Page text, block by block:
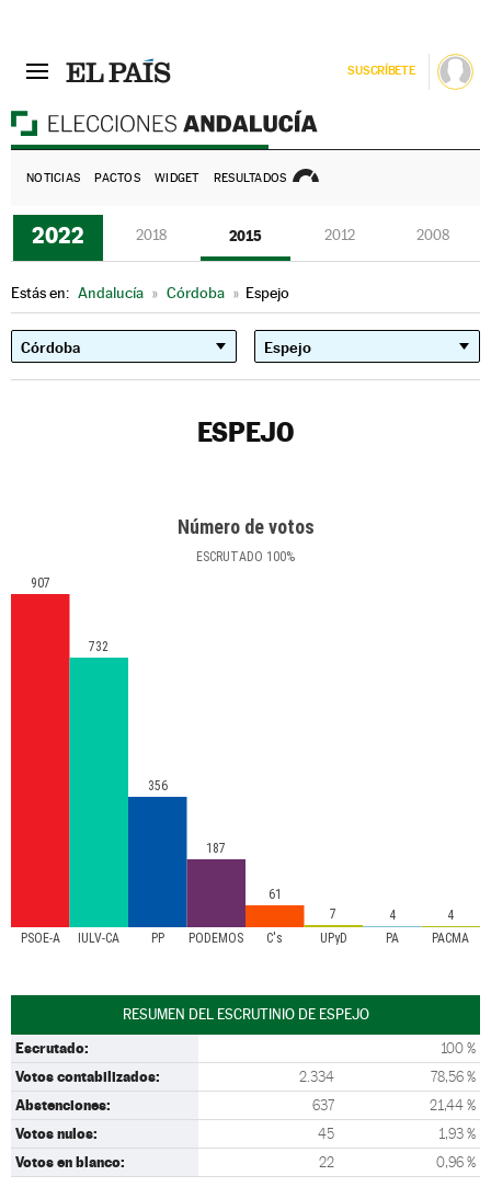
SUSCRÍBETE
NOTICIAS PACTOS WIDGET RESULTADOS
2022 2018 2015 2012 2008
Estás en: Andalucía » Córdoba » Espejo
ESPEJO
Número de votos
ESCRUTADO 100%
PSOE-A IULV-CA PP PODEMOS C's UPyD PA PACMA
907
732
356
187
61
7
4 4
RESUMEN DEL ESCRUTINIO DE ESPEJO
Escrutado: 100 %
Votos contabilizados: 2.334 78,56 %
Abstenciones: 637 21,44 %
Votos nulos: 45 1,93 %
Votos en blanco: 22 0,96 %